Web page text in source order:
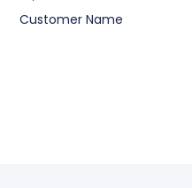
Customer Name